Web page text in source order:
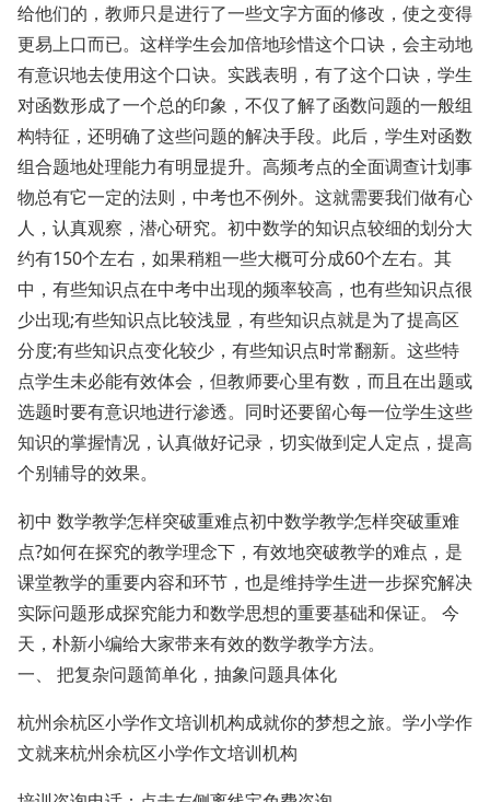
给他们的，教师只是进行了一些文字方面的修改，使之变得
更易上口而已。这样学生会加倍地珍惜这个口诀，会主动地
有意识地去使用这个口诀。实践表明，有了这个口诀，学生
对函数形成了一个总的印象，不仅了解了函数问题的一般组
构特征，还明确了这些问题的解决手段。此后，学生对函数
组合题地处理能力有明显提升。高频考点的全面调查计划事
物总有它一定的法则，中考也不例外。这就需要我们做有心
人，认真观察，潜心研究。初中数学的知识点较细的划分大
约有150个左右，如果稍粗一些大概可分成60个左右。其
中，有些知识点在中考中出现的频率较高，也有些知识点很
少出现;有些知识点比较浅显，有些知识点就是为了提高区
分度;有些知识点变化较少，有些知识点时常翻新。这些特
点学生未必能有效体会，但教师要心里有数，而且在出题或
选题时要有意识地进行渗透。同时还要留心每一位学生这些
知识的掌握情况，认真做好记录，切实做到定人定点，提高
个别辅导的效果。
初中 数学教学怎样突破重难点初中数学教学怎样突破重难
点?如何在探究的教学理念下，有效地突破教学的难点，是
课堂教学的重要内容和环节，也是维持学生进一步探究解决
实际问题形成探究能力和数学思想的重要基础和保证。 今
天，朴新小编给大家带来有效的数学教学方法。
一、 把复杂问题简单化，抽象问题具体化
杭州余杭区小学作文培训机构成就你的梦想之旅。学小学作
文就来杭州余杭区小学作文培训机构